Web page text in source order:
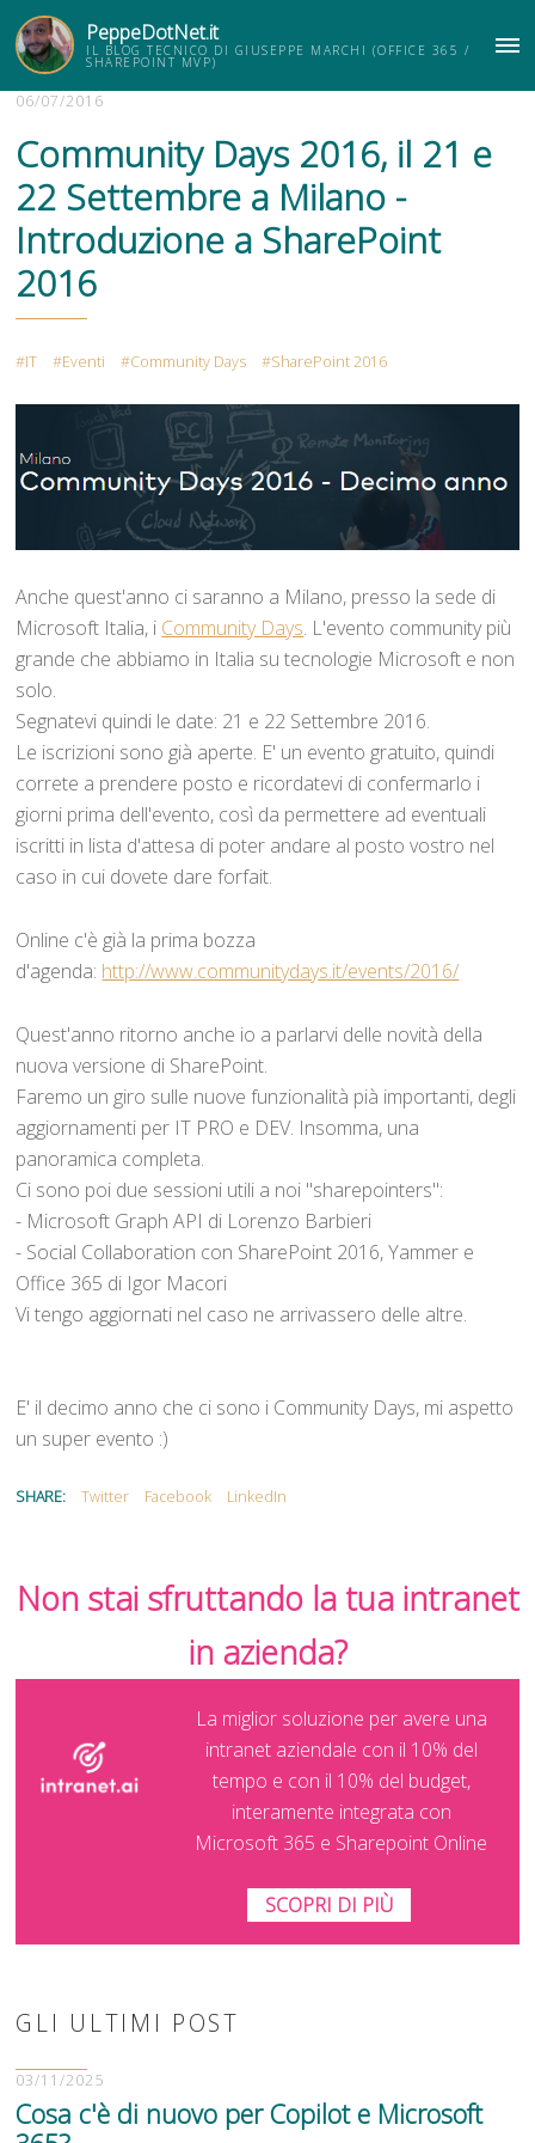
PeppeDotNet.it
IL BLOG TECNICO DI GIUSEPPE MARCHI (OFFICE 365 /
SHAREPOINT MVP)
06/07/2016
Community Days 2016, il 21 e
22 Settembre a Milano -
Introduzione a SharePoint
2016
IT Eventi Community Days SharePoint 2016
Anche quest'anno ci saranno a Milano, presso la sede di
Microsoft Italia, i Community Days. L'evento community più
grande che abbiamo in Italia su tecnologie Microsoft e non
solo.
Segnatevi quindi le date: 21 e 22 Settembre 2016.
Le iscrizioni sono già aperte. E' un evento gratuito, quindi
correte a prendere posto e ricordatevi di confermarlo i
giorni prima dell'evento, così da permettere ad eventuali
iscritti in lista d'attesa di poter andare al posto vostro nel
caso in cui dovete dare forfait.
Online c'è già la prima bozza
d'agenda: http://www.communitydays.it/events/2016/
Quest'anno ritorno anche io a parlarvi delle novità della
nuova versione di SharePoint.
Faremo un giro sulle nuove funzionalità pià importanti, degli
aggiornamenti per IT PRO e DEV. Insomma, una
panoramica completa.
Ci sono poi due sessioni utili a noi "sharepointers":
- Microsoft Graph API di Lorenzo Barbieri
- Social Collaboration con SharePoint 2016, Yammer e
Office 365 di Igor Macori
Vi tengo aggiornati nel caso ne arrivassero delle altre.
E' il decimo anno che ci sono i Community Days, mi aspetto
un super evento :)
SHARE: Twitter Facebook LinkedIn
Non stai sfruttando la tua intranet
in azienda?
La miglior soluzione per avere una
intranet aziendale con il 10% del
tempo e con il 10% del budget,
interamente integrata con
Microsoft 365 e Sharepoint Online
SCOPRI DI PIÙ
GLI ULTIMI POST
03/11/2025
Cosa c'è di nuovo per Copilot e Microsoft